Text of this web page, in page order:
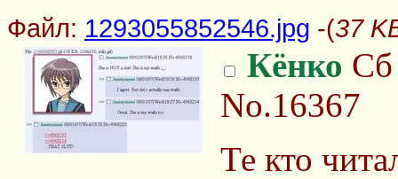
Файл: 1293055852546.jpg -(37
Кёнко Сб
No.16367
Те кто